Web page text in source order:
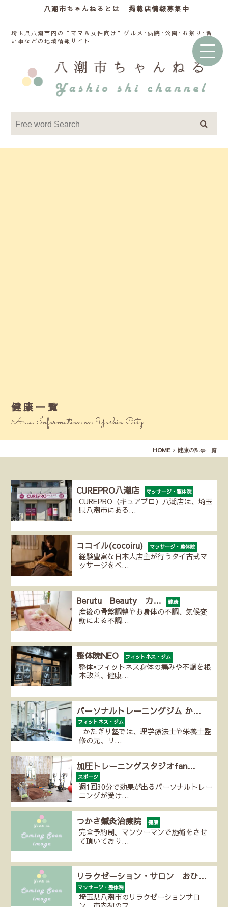
八潮市ちゃんねるとは 掲載店情報募集中
埼玉県八潮市内の“ママ＆女性向け”グルメ･病院･公園･お祭り･習
い事などの地域情報サイト
健康一覧
Area Information on Yashio City
HOME 健康の記事一覧
CUREPRO八潮店 マッサージ・整体院
CUREPRO（キュアプロ）八潮店は、埼玉
県八潮市にある…
ココイル(cocoiru) マッサージ・整体院
経験豊富な日本人店主が行うタイ古式マ
ッサージをベ…
Berutu Beauty カ… 健康
産後の骨盤調整やお身体の不調、気候変
動による不調…
整体院NEO フィットネス・ジム
整体×フィットネス身体の痛みや不調を根
本改善、健康…
パーソナルトレーニングジム か…
フィットネス・ジム
かたぎり塾では、理学療法士や栄養士監
修の元、リ…
加圧トレーニングスタジオfan…
スポーツ
週1回30分で効果が出るパーソナルトレー
ニングが受け…
つかさ鍼灸治療院 健康
完全予約制。マンツーマンで施術をさせ
て頂いており…
リラクゼーション・サロン おひ…
マッサージ・整体院
埼玉県八潮市のリラクゼーションサロ